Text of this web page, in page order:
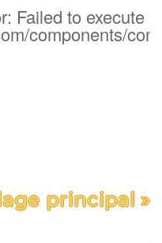
Failed to execute
components/
principal »